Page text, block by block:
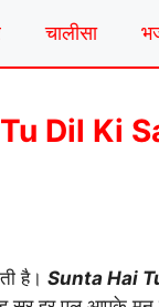
चालीसा
Tu Dil Ki
है। Sunta Hai